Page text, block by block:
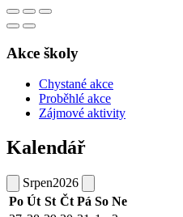
Akce školy
Chystané akce
Proběhlé akce
Zájmové aktivity
Kalendář
Srpen2026
Po Út St Čt Pá So Ne